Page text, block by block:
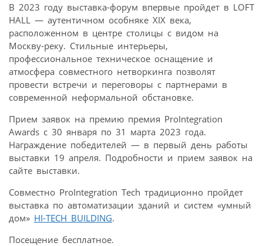
В 2023 году выставка-форум впервые пройдет в LOFT
HALL — аутентичном особняке XIX века,
расположенном в центре столицы с видом на
Москву-реку. Стильные интерьеры,
профессиональное техническое оснащение и
атмосфера совместного нетворкинга позволят
провести встречи и переговоры с партнерами в
современной неформальной обстановке.
Прием заявок на премию премия ProIntegration
Awards с 30 января по 31 марта 2023 года.
Награждение победителей — в первый день работы
выставки 19 апреля. Подробности и прием заявок на
сайте выставки.
Совместно ProIntegration Tech традиционно пройдет
выставка по автоматизации зданий и систем «умный
дом» HI-TECH BUILDING.
Посещение бесплатное.